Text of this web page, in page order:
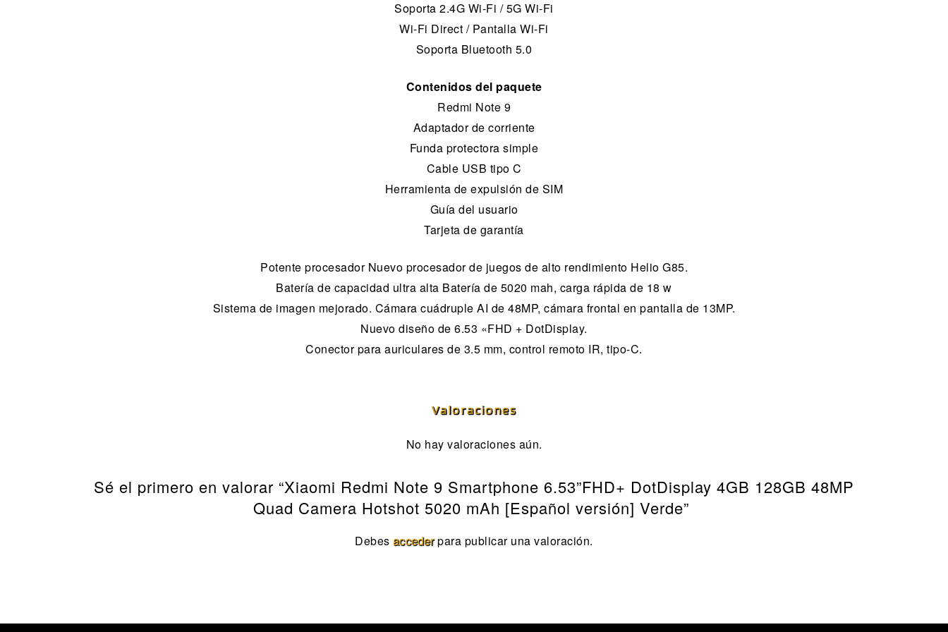
Soporta 2.4G Wi-Fi / 5G Wi-Fi
Wi-Fi Direct / Pantalla Wi-Fi
Soporta Bluetooth 5.0
Contenidos del paquete
Redmi Note 9
Adaptador de corriente
Funda protectora simple
Cable USB tipo C
Herramienta de expulsión de SIM
Guía del usuario
Tarjeta de garantía
Potente procesador Nuevo procesador de juegos de alto rendimiento Helio G85.
Batería de capacidad ultra alta Batería de 5020 mah, carga rápida de 18 w
Sistema de imagen mejorado. Cámara cuádruple AI de 48MP, cámara frontal en pantalla de 13MP.
Nuevo diseño de 6.53 «FHD + DotDisplay.
Conector para auriculares de 3.5 mm, control remoto IR, tipo-C.
Valoraciones
No hay valoraciones aún.
Sé el primero en valorar “Xiaomi Redmi Note 9 Smartphone 6.53”FHD+ DotDisplay 4GB 128GB 48MP
Quad Camera Hotshot 5020 mAh [Español versión] Verde”
Debesaccederpara publicar una valoración.